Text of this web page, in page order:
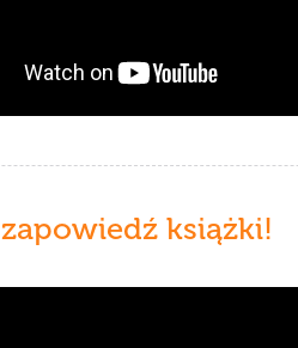
książki!